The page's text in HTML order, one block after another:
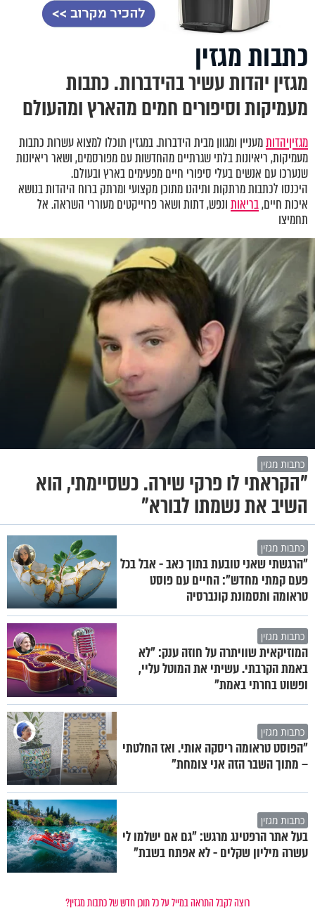
כתבות מגזין
מגזין יהדות עשיר בהידברות. כתבות
מעמיקות וסיפורים חמים מהארץ ומהעולם
מגזיןיהדותמעניין ומגוון מבית הידברות. במגזין תוכלו למצוא עשרות כתבות
מעמיקות, ריאיונות בלתי שגרתיים מהחדשות עם מפורסמים, ושאר ריאיונות
שנערכו עם אנשים בעלי סיפורי חיים מפעימים בארץ ובעולם.
היכנסו לכתבות מרתקות ותיהנו מתוכן מקצועי ומרתק ברוח היהדות בנושא
איכות חיים,בריאותונפש, דתות ושאר פרוייקטים מעוררי השראה. אל
תחמיצו
כתבות מגזין
"הקראתי לו פרקי שירה. כשסיימתי, הוא
השיב את נשמתו לבורא"
כתבות מגזין
"הרגשתי שאני טובעת בתוך כאב - אבל בכל
פעם קמתי מחדש": החיים עם פוסט
טראומה ותסמונת קונברסיה
כתבות מגזין
המוזיקאית שוויתרה על חוזה ענק: "לא
באמת הקרבתי. עשיתי את המוטל עליי,
ופשוט בחרתי באמת"
כתבות מגזין
"הפוסט טראומה ריסקה אותי. ואז החלטתי
– מתוך השבר הזה אני צומחת"
כתבות מגזין
בעל אתר הרפטינג מרגש: "גם אם ישלמו לי
עשרה מיליון שקלים - לא אפתח בשבת"
רוצה לקבל התראה במייל על כל תוכן חדש של כתבות מגזין?